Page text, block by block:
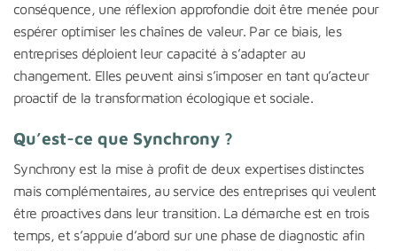
conséquence, une réflexion approfondie doit être menée pour
espérer optimiser les chaînes de valeur. Par ce biais, les
entreprises déploient leur capacité à s’adapter au
changement. Elles peuvent ainsi s’imposer en tant qu’acteur
proactif de la transformation écologique et sociale.
Qu’est-ce que Synchrony ?
Synchrony est la mise à profit de deux expertises distinctes
mais complémentaires, au service des entreprises qui veulent
être proactives dans leur transition. La démarche est en trois
temps, et s’appuie d’abord sur une phase de diagnostic afin